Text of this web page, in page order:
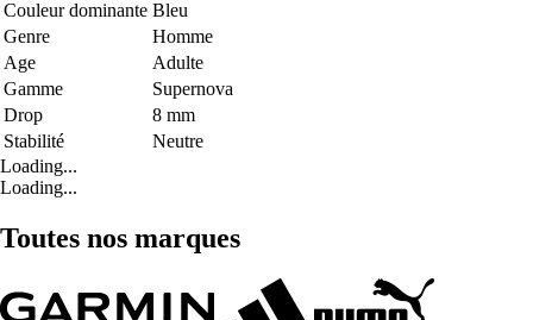
Couleur dominante Bleu
Genre
Homme
Age
Adulte
Gamme
Supernova
Drop
8 mm
Stabilité
Neutre
Loading...
Loading...
Toutes nos marques